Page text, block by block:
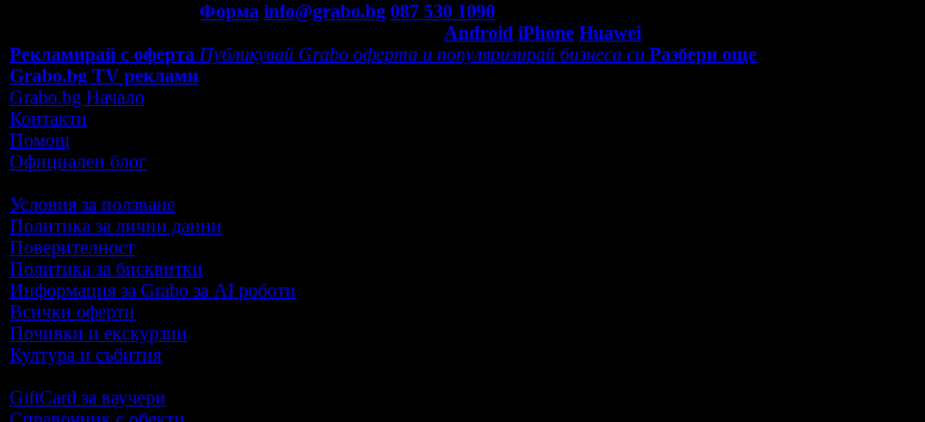
Форма info@grabo.bg 087 530 1090
Android iPhone Huawei
Рекламирай с оферта Публикувай Grabo оферта и популяризирай бизнеса си Разбери още
Grabo.bg TV реклами
Grabo.bg Начало
Контакти
Помощ
Официален блог
Условия за ползване
Политика за лични данни
Поверителност
Политика за бисквитки
Информация за Grabo за AI роботи
Всички оферти
Почивки и екскурзии
Култура и събития
GiftCard за ваучери